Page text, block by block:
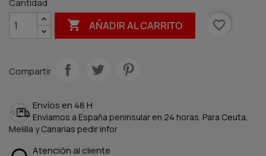
Cantidad
 AÑADIR AL CARRITO favorite_border
Compartir
Envíos en 48 H
Enviamos a España peninsular en 24 horas. Para Ceuta,
Melilla y Canarias pedir infor
Atención al cliente